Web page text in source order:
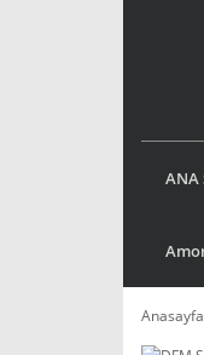
ANA
Anasayfa